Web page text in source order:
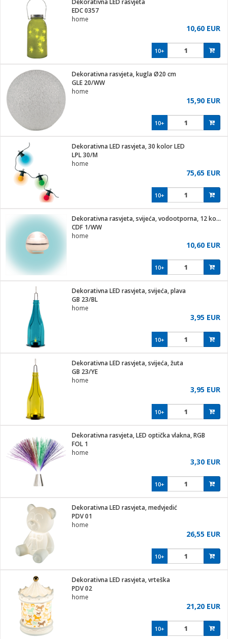
Vitrine
/ Zdravlje
pribor
i kutije
osigurači
Dekorativna LED rasvjeta
EDC 0357
home
10,60 EUR
10+
Dekorativna rasvjeta, kugla Ø20 cm
GLE 20/WW
home
15,90 EUR
10+
Dekorativna LED rasvjeta, 30 kolor LED
LPL 30/M
home
75,65 EUR
10+
Dekorativna rasvjeta, svijeća, vodootporna, 12 komada
CDF 1/WW
home
10,60 EUR
10+
Dekorativna LED rasvjeta, svijeća, plava
GB 23/BL
home
3,95 EUR
10+
Dekorativna LED rasvjeta, svijeća, žuta
GB 23/YE
home
3,95 EUR
10+
Dekorativna rasvjeta, LED optička vlakna, RGB
FOL 1
home
3,30 EUR
10+
Dekorativna LED rasvjeta, medvjedić
PDV 01
home
26,55 EUR
10+
Dekorativna LED rasvjeta, vrteška
PDV 02
home
21,20 EUR
10+